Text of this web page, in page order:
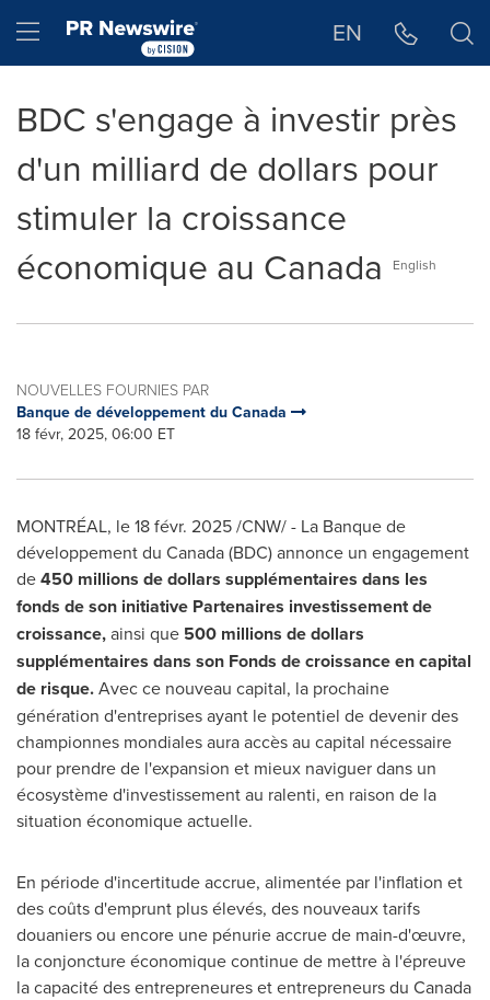
Hamburger menu EN
BDC s'engage à investir près
d'un milliard de dollars pour
stimuler la croissance
économique au Canada
English
NOUVELLES FOURNIES PAR
Banque de développement du Canada
18 févr, 2025, 06:00 ET
MONTRÉAL, le 18 févr. 2025/CNW/ - La Banque de
développement du Canada(BDC) annonce un engagement
de450 millions de dollars supplémentaires dans les
fonds de son initiative Partenaires investissement de
croissance,ainsi que 500 millions de dollars
supplémentaires dans son Fonds de croissance en capital
de risque.Avec ce nouveau capital, la prochaine
génération d'entreprises ayant le potentiel de devenir des
championnes mondiales aura accès au capital nécessaire
pour prendre de l'expansion et mieux naviguer dans un
écosystème d'investissement au ralenti, en raison de la
situation économique actuelle.
En période d'incertitude accrue, alimentée par l'inflation et
des coûts d'emprunt plus élevés, des nouveaux tarifs
douaniers ou encore une pénurie accrue de main-d'œuvre,
la conjoncture économique continue de mettre à l'épreuve
la capacité des entrepreneures et entrepreneurs du Canada